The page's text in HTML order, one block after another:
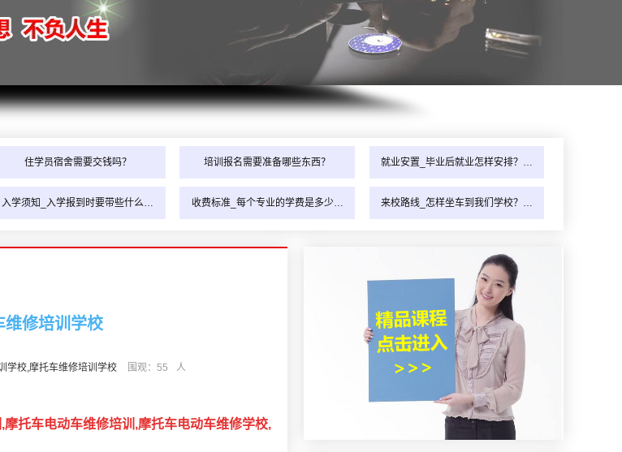
住学员宿舍需要交钱吗？ 培训报名需要准备哪些东西？ 就业安置_毕业后就业怎样安排？…
入学须知_入学报到时要带些什么… 收费标准_每个专业的学费是多少… 来校路线_怎样坐车到我们学校？…
维修培训学校
学校,摩托车维修培训学校 围观： 55 人
托车电动车维修培训,摩托车电动车维修学校,